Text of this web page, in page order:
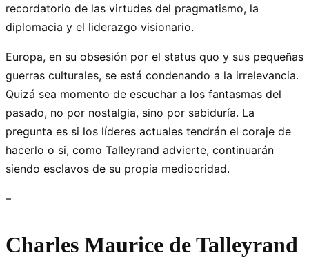
recordatorio de las virtudes del pragmatismo, la
diplomacia y el liderazgo visionario.
Europa, en su obsesión por el status quo y sus pequeñas
guerras culturales, se está condenando a la irrelevancia.
Quizá sea momento de escuchar a los fantasmas del
pasado, no por nostalgia, sino por sabiduría. La
pregunta es si los líderes actuales tendrán el coraje de
hacerlo o si, como Talleyrand advierte, continuarán
siendo esclavos de su propia mediocridad.
–
Charles Maurice de Talleyrand